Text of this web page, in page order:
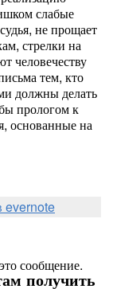
слабые
не прощает
стрелки на
человечеству
тем, кто
должны делать
прологом к
основанные на
evernote
сообщение.
получить